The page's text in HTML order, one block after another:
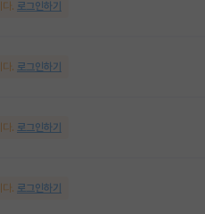
다. 로그인하기
다. 로그인하기
다. 로그인하기
다. 로그인하기